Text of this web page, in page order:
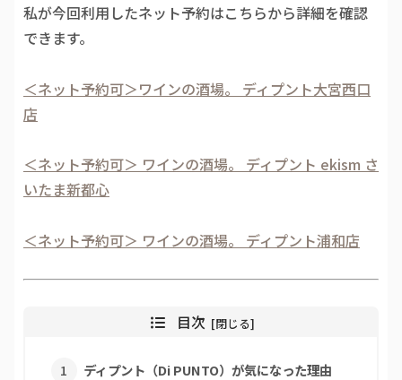
私が今回利用したネット予約はこちらから詳細を確認
できます。
＜ネット予約可＞ワインの酒場。 ディプント大宮西口
店
＜ネット予約可＞ ワインの酒場。 ディプント ekism さ
いたま新都心
＜ネット予約可＞ ワインの酒場。 ディプント浦和店
目次
ディプント（Di PUNTO）が気になった理由